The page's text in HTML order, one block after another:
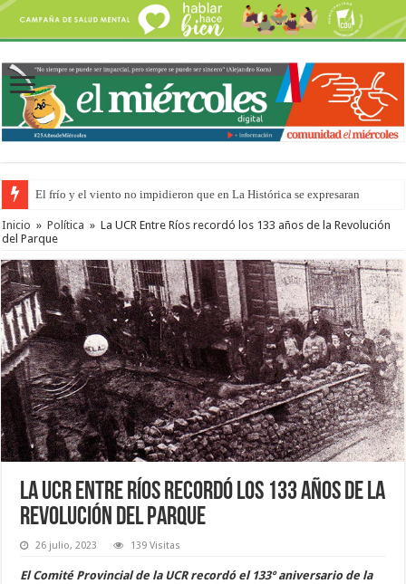
El frío y el viento no impidieron que en La Histórica se expresaran
Inicio » Política » La UCR Entre Ríos recordó los 133 años de la Revolución
del Parque
La UCR Entre Ríos recordó los 133 años de la
Revolución del Parque
26 julio, 2023 139 Visitas
El Comité Provincial de la UCR recordó el 133º aniversario de la